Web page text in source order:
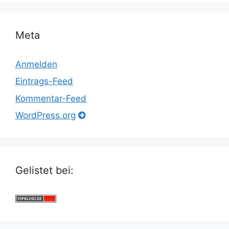
Meta
Anmelden
Eintrags-Feed
Kommentar-Feed
WordPress.org
Gelistet bei: